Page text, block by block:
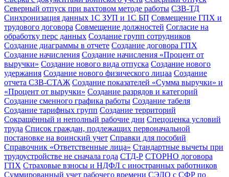
Северный отпуск при вахтовом методе работы СЗВ-ТД
Синхронизация данных 1С ЗУП и 1С БП Совмещение ГПХ и
трудового договора Совмещение должностей Согласие на
обработку перс данных Создание групп сотрудников
Создание диаграммы в отчете Создание договора ГПХ
Создание начисления Создание начисления «Процент от
выручки» Создание нового вида отпуска Создание нового
удержания Создание нового физического лицаа Создание
отчета СЗВ-СТАЖ Создание показателей «Сумма выручки» и
«Процент от выручки» Создание разрядов и категорий
Создание сменного графика работы Создание табеля
Создание тарифных групп Создание территорий
Сокращённый и неполный рабочие дни Спецоценка условий
труда Список граждан, подлежащих первоначальной
постановке на воинский учет Справки для пособий
Справочник «Ответственные лица» Стандартные вычеты при
трудоустройстве не сначала года СТД-Р СТОРНО договора
ГПХ Страховые взносы и НДФЛ с иностранных работников
Суммированный учет рабочего времени СЭДО с СФР по